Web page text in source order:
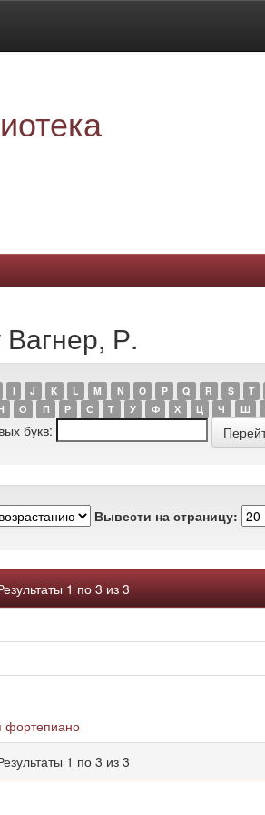
Р.
I J K L M N O P Q R S T
О П Р С Т У Ф Х Ц Ч Ш
букв:
Вывести на страницу:
1 по 3 из 3
фортепиано
1 по 3 из 3